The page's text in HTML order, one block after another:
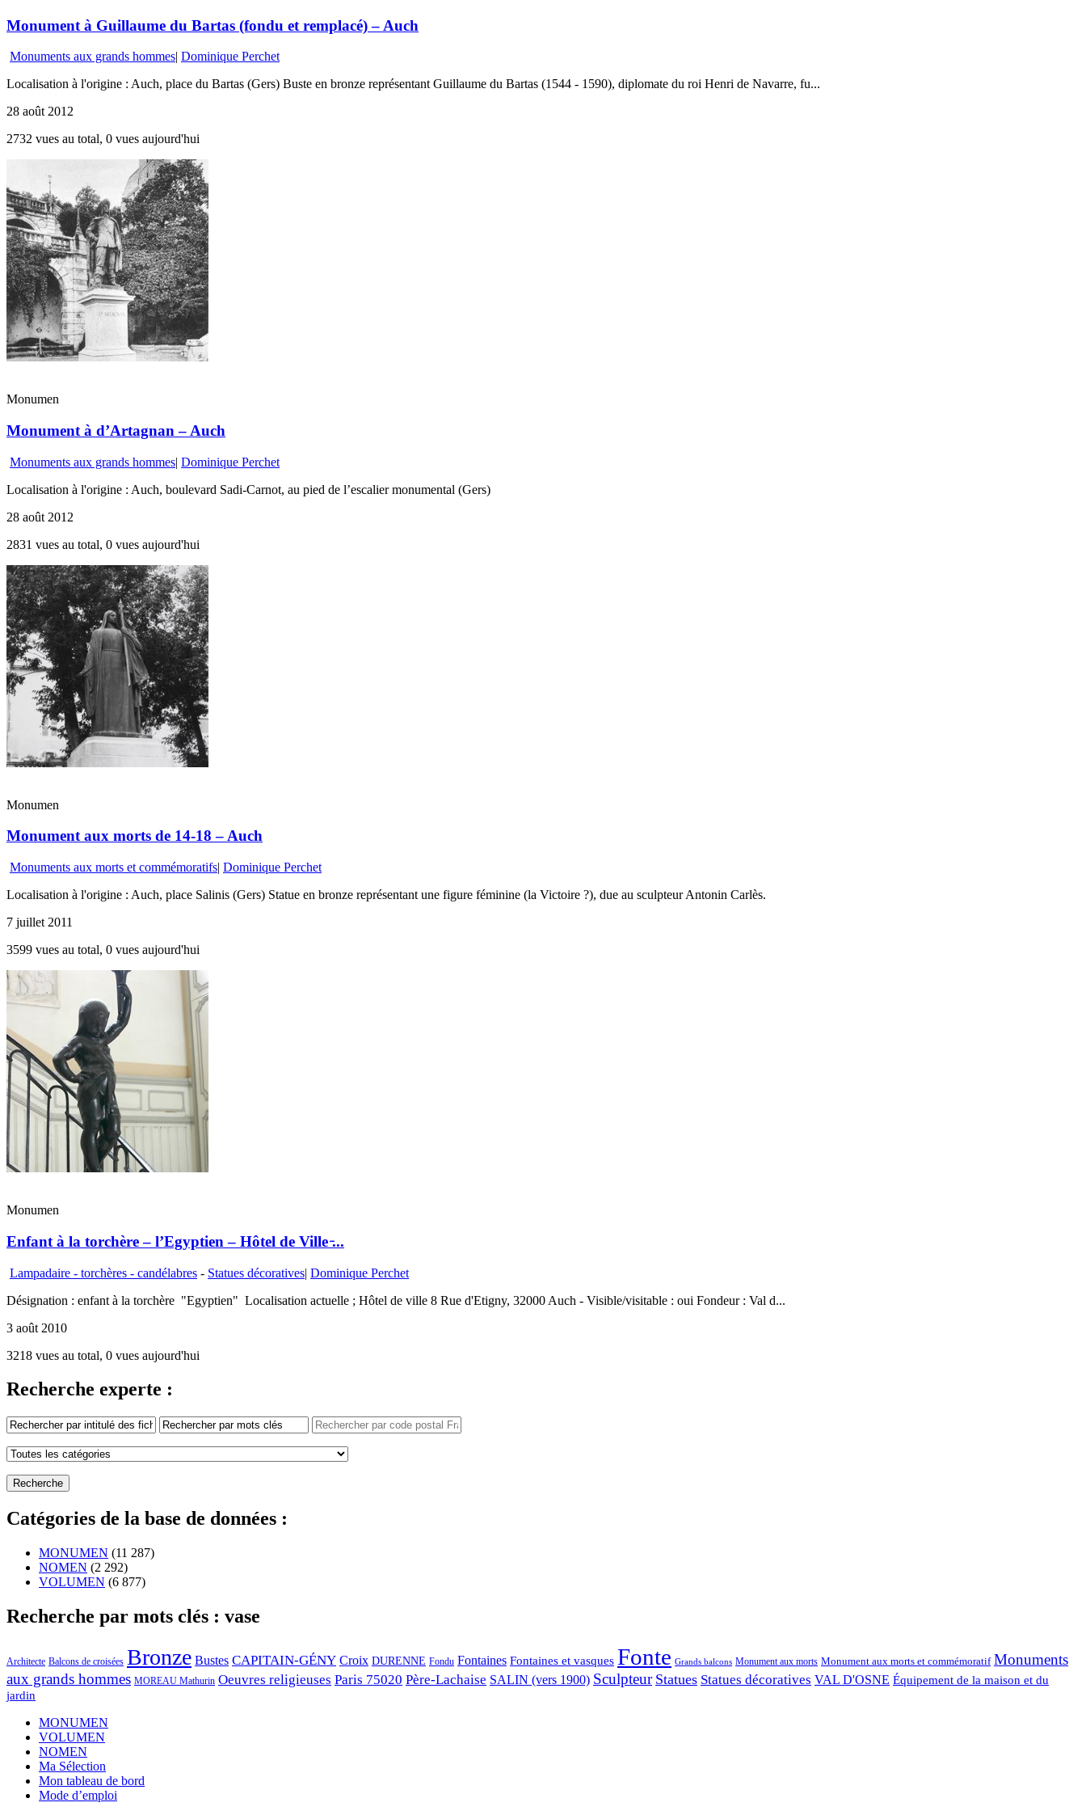
Monument à Guillaume du Bartas (fondu et remplacé) – Auch
Monuments aux grands hommes| Dominique Perchet
Localisation à l'origine : Auch, place du Bartas (Gers) Buste en bronze représentant Guillaume du Bartas (1544 - 1590), diplomate du roi Henri de Navarre, fu...
28 août 2012
2732 vues au total, 0 vues aujourd'hui
Monumen
Monument à d’Artagnan – Auch
Monuments aux grands hommes| Dominique Perchet
Localisation à l'origine : Auch, boulevard Sadi-Carnot, au pied de l’escalier monumental (Gers)
28 août 2012
2831 vues au total, 0 vues aujourd'hui
Monumen
Monument aux morts de 14-18 – Auch
Monuments aux morts et commémoratifs| Dominique Perchet
Localisation à l'origine : Auch, place Salinis (Gers) Statue en bronze représentant une figure féminine (la Victoire ?), due au sculpteur Antonin Carlès.
7 juillet 2011
3599 vues au total, 0 vues aujourd'hui
Monumen
Enfant à la torchère – l’Egyptien – Hôtel de Ville ̵...
Lampadaire - torchères - candélabres - Statues décoratives| Dominique Perchet
Désignation : enfant à la torchère "Egyptien" Localisation actuelle ; Hôtel de ville 8 Rue d'Etigny, 32000 Auch - Visible/visitable : oui Fondeur : Val d...
3 août 2010
3218 vues au total, 0 vues aujourd'hui
Recherche experte :
Catégories de la base de données :
MONUMEN (11 287)
NOMEN (2 292)
VOLUMEN (6 877)
Recherche par mots clés : vase
Architecte Balcons de croisées Bronze Bustes CAPITAIN-GÉNY Croix DURENNE Fondu Fontaines Fontaines et vasques Fonte Grands balcons Monument aux morts Monument aux morts et commémoratif Monuments
aux grands hommes MOREAU Mathurin Oeuvres religieuses Paris 75020 Père-Lachaise SALIN (vers 1900) Sculpteur Statues Statues décoratives VAL D'OSNE Équipement de la maison et du
jardin
MONUMEN
VOLUMEN
NOMEN
Ma Sélection
Mon tableau de bord
Mode d’emploi